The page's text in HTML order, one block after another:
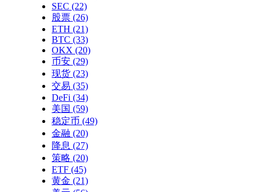
SEC (22)
股票 (26)
ETH (21)
BTC (33)
OKX (20)
币安 (29)
现货 (23)
交易 (35)
DeFi (34)
美国 (59)
稳定币 (49)
金融 (20)
降息 (27)
策略 (20)
ETF (45)
黄金 (21)